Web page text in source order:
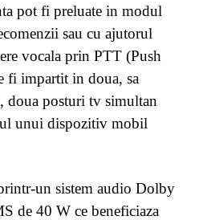
pot fi preluate in modul
sau cu ajutorul
vocala prin PTT (Push
fi impartit in doua, sa
doua posturi tv simultan
unui dispozitiv mobil
un sistem audio Dolby
de 40 W ce beneficiaza